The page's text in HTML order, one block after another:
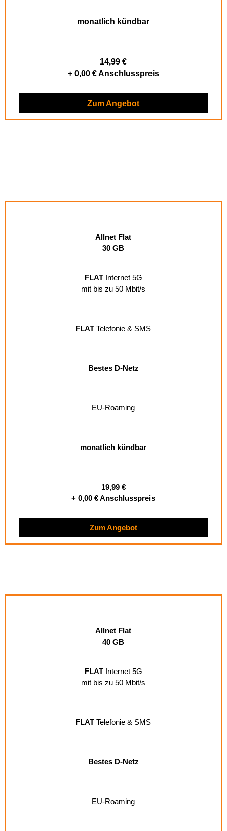
monatlich kündbar
14,99 €
+ 0,00 € Anschlusspreis
Zum Angebot
Allnet Flat
30 GB
FLATInternet 5G
mit bis zu 50 Mbit/s
FLAT Telefonie & SMS
Bestes D-Netz
EU-Roaming
monatlich kündbar
19,99 €
+ 0,00 € Anschlusspreis
Zum Angebot
Allnet Flat
40 GB
FLATInternet 5G
mit bis zu 50 Mbit/s
FLAT Telefonie & SMS
Bestes D-Netz
EU-Roaming